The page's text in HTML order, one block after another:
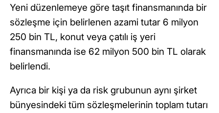
Yeni düzenlemeye göre taşıt finansmanında bir
sözleşme için belirlenen azami tutar 6 milyon
250 bin TL, konut veya çatılı iş yeri
finansmanında ise 62 milyon 500 bin TL olarak
belirlendi.
Ayrıca bir kişi ya da risk grubunun aynı şirket
bünyesindeki tüm sözleşmelerinin toplam tutarı